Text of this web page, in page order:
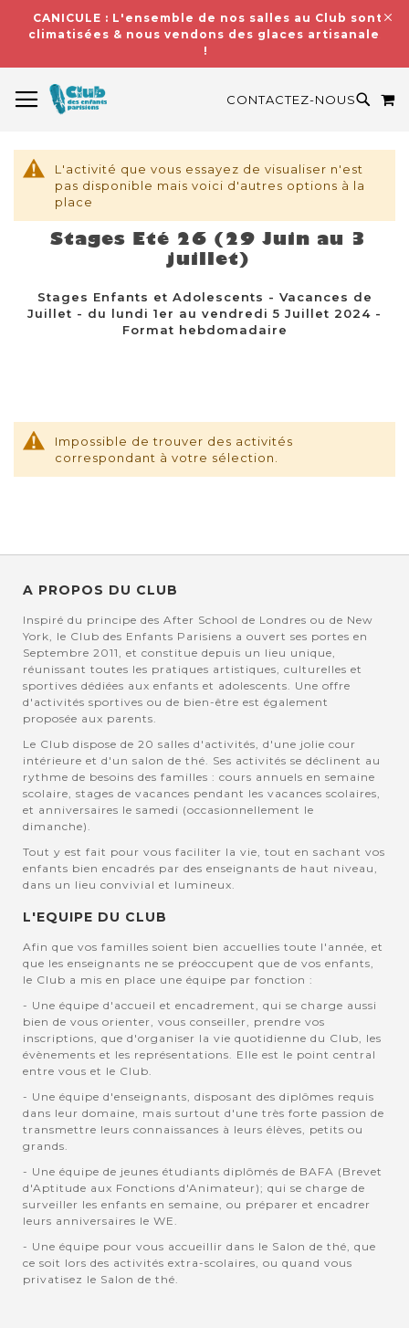
CANICULE : L'ensemble de nos salles au Club sont
climatisées & nous vendons des glaces artisanales
!
CONTACTEZ-NOUS
L'activité que vous essayez de visualiser n'est
pas disponible mais voici d'autres options à la
place
Stages Eté 26 (29 Juin au 3
juillet)
Stages Enfants et Adolescents - Vacances de
Juillet - du lundi 1er au vendredi 5 Juillet 2024 -
Format hebdomadaire
Impossible de trouver des activités
correspondant à votre sélection.
A PROPOS DU CLUB
Inspiré du principe des After School de Londres ou de New
York, le Club des Enfants Parisiens a ouvert ses portes en
Septembre 2011, et constitue depuis un lieu unique,
réunissant toutes les pratiques artistiques, culturelles et
sportives dédiées aux enfants et adolescents. Une offre
d'activités sportives ou de bien-être est également
proposée aux parents.
Le Club dispose de 20 salles d'activités, d'une jolie cour
intérieure et d'un salon de thé. Ses activités se déclinent au
rythme de besoins des familles : cours annuels en semaine
scolaire, stages de vacances pendant les vacances scolaires,
et anniversaires le samedi (occasionnellement le
dimanche).
Tout y est fait pour vous faciliter la vie, tout en sachant vos
enfants bien encadrés par des enseignants de haut niveau,
dans un lieu convivial et lumineux.
L'EQUIPE DU CLUB
Afin que vos familles soient bien accuellies toute l'année, et
que les enseignants ne se préoccupent que de vos enfants,
le Club a mis en place une équipe par fonction :
- Une équipe d'accueil et encadrement, qui se charge aussi
bien de vous orienter, vous conseiller, prendre vos
inscriptions, que d'organiser la vie quotidienne du Club, les
évènements et les représentations. Elle est le point central
entre vous et le Club.
- Une équipe d'enseignants, disposant des diplômes requis
dans leur domaine, mais surtout d'une très forte passion de
transmettre leurs connaissances à leurs élèves, petits ou
grands.
- Une équipe de jeunes étudiants diplômés de BAFA (Brevet
d'Aptitude aux Fonctions d'Animateur); qui se charge de
surveiller les enfants en semaine, ou préparer et encadrer
leurs anniversaires le WE.
- Une équipe pour vous accueillir dans le Salon de thé, que
ce soit lors des activités extra-scolaires, ou quand vous
privatisez le Salon de thé.